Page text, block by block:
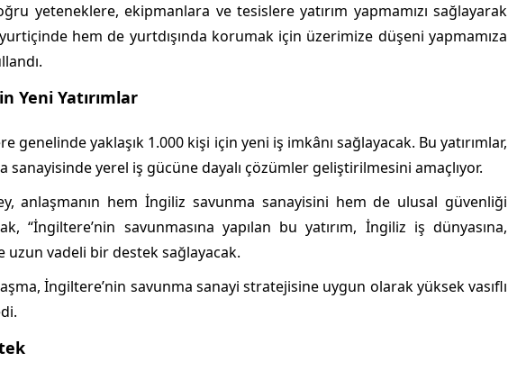
yeteneklere, ekipmanlara ve tesislere yatırım yapmamızı sağlayarak
hem de yurtdışında korumak için üzerimize düşeni yapmamıza
Yeni Yatırımlar
genelinde yaklaşık 1.000 kişi için yeni iş imkânı sağlayacak. Bu yatırımlar,
sanayisinde yerel iş gücüne dayalı çözümler geliştirilmesini amaçlıyor.
anlaşmanın hem İngiliz savunma sanayisini hem de ulusal güvenliği
“İngiltere’nin savunmasına yapılan bu yatırım, İngiliz iş dünyasına,
uzun vadeli bir destek sağlayacak.
İngiltere’nin savunma sanayi stratejisine uygun olarak yüksek vasıflı